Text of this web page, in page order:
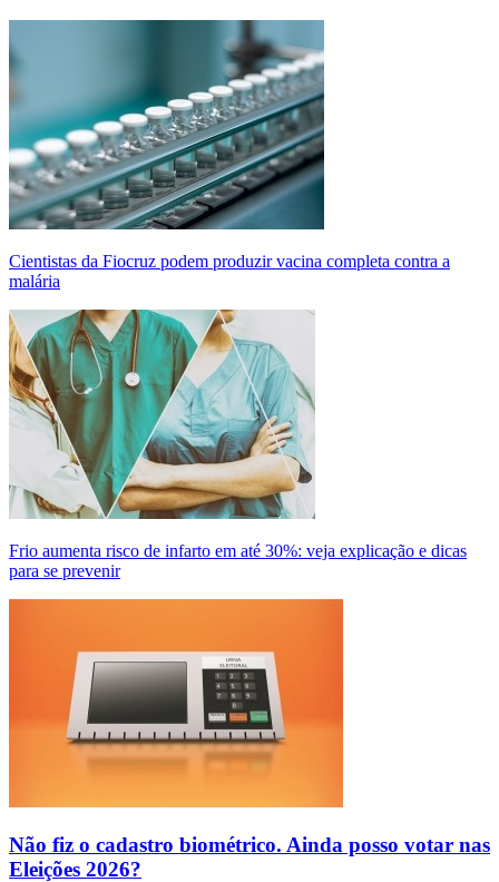
Cientistas da Fiocruz podem produzir vacina completa contra a
malária
Frio aumenta risco de infarto em até 30%: veja explicação e dicas
para se prevenir
Não fiz o cadastro biométrico. Ainda posso votar nas
Eleições 2026?